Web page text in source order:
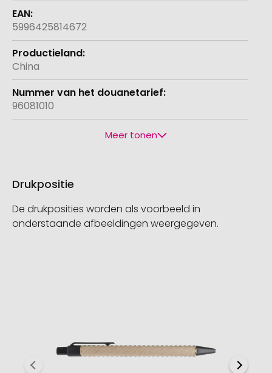
5996425814672
China
96081010
Meer tonen
Drukpositie
De drukposities worden als voorbeeld in
onderstaande afbeeldingen weergegeven.